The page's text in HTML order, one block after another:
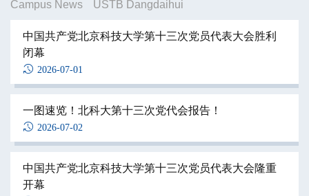
Campus News USTB Dangdaihui
学校“求实计划”赴辽宁开展暑期研学实践活动
2026-07-28
2026-07-27
班
2026-07-24
中国共产党北京科技大学第十三次党员代表大会胜利
闭幕
2026-07-01
一图速览！北科大第十三次党代会报告！
2026-07-02
中国共产党北京科技大学第十三次党员代表大会隆重
开幕